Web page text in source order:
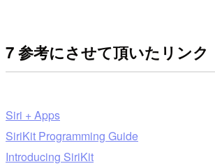
7 参考にさせて頂いたリンク
Siri + Apps
SiriKit Programming Guide
Introducing SiriKit